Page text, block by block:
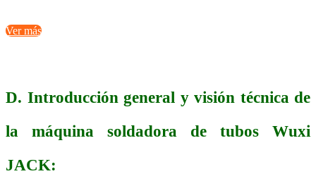
Ver más
D. Introducción general y visión técnica de
la máquina soldadora de tubos Wuxi
JACK: